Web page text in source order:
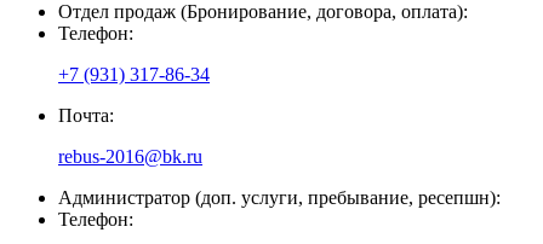
Отдел продаж (Бронирование, договора, оплата):
Телефон:
+7 (931) 317-86-34
Почта:
rebus-2016@bk.ru
Администратор (доп. услуги, пребывание, ресепшн):
Телефон: